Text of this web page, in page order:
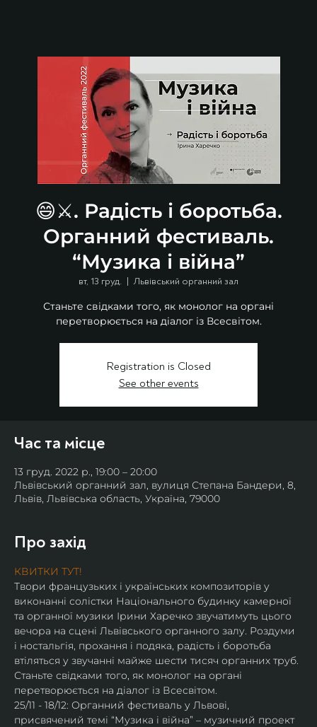
😄⚔️. Радість і боротьба.
Органний фестиваль.
“Музика і війна”
вт, 13 груд.
  |
Львівський органний зал
Станьте свідками того, як монолог на органі
перетворюється на діалог із Всесвітом.
Registration is Closed
See other events
Час та місце
13 груд. 2022 р., 19:00 – 20:00
Львівський органний зал, вулиця Степана Бандери, 8,
Львів, Львівська область, Україна, 79000
Про захід
КВИТКИ ТУТ!
Твори французьких і українських композиторів у
виконанні солістки Національного будинку камерної
та органної музики Ірини Харечко звучатимуть цього
вечора на сцені Львівського органного залу. Роздуми
і ностальгія, прохання і подяка, радість і боротьба
втіляться у звучанні майже шести тисяч органних труб.
Станьте свідками того, як монолог на органі
перетворюється на діалог із Всесвітом.
25/11 - 18/12: Органний фестиваль у Львові,
присвячений темі “Музика і війна” – музичний проект